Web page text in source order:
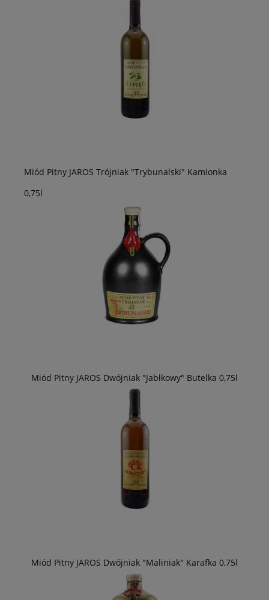
Miód Pitny JAROS Trójniak "Trybunalski" Kamionka
0,75l
Miód Pitny JAROS Dwójniak "Jabłkowy" Butelka 0,75l
Miód Pitny JAROS Dwójniak "Maliniak" Karafka 0,75l